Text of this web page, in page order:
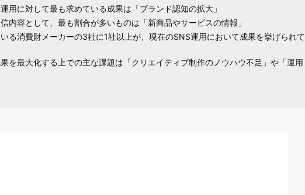
用に対して最も求めている成果は「ブランド認知の拡大」
内容として、最も割合が多いものは「新商品やサービスの情報」
る消費財メーカーの3社に1社以上が、現在のSNS運用において成果を挙げられて
を最大化する上での主な課題は「クリエイティブ制作のノウハウ不足」や「運用